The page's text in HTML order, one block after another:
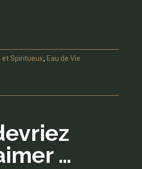
et Spiritueux, Eau de Vie
…